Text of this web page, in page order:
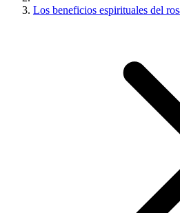
Los beneficios espirituales del